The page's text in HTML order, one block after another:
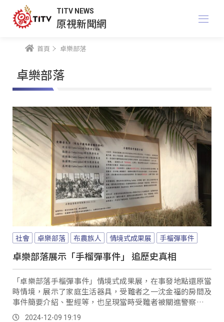
TITV NEWS
原視新聞網
首頁 卓樂部落
卓樂部落
社會 卓樂部落 布農族人 情境式成果展 手榴彈事件
卓樂部落展示「手榴彈事件」 追歷史真相
「卓樂部落手榴彈事件」情境式成果展，在事發地點還原當
時情境，展示了家庭生活器具，受難者之一沈金福的房間及
事件簡要介紹、聖經等，也呈現當時受難者被關進警察局被
刑求的場所。
2024-12-09 19:19